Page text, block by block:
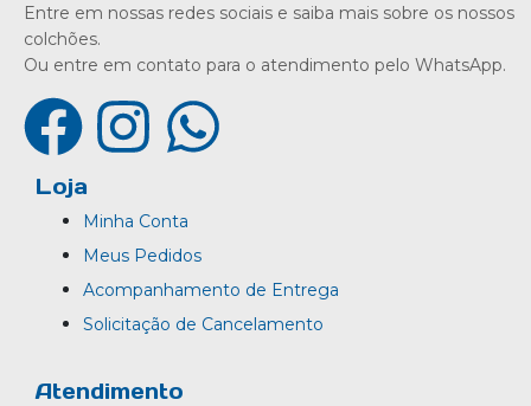
Entre em nossas redes sociais e saiba mais sobre os nossos
colchões.
Ou entre em contato para o atendimento pelo WhatsApp.
Loja
Minha Conta
Meus Pedidos
Acompanhamento de Entrega
Solicitação de Cancelamento
Atendimento